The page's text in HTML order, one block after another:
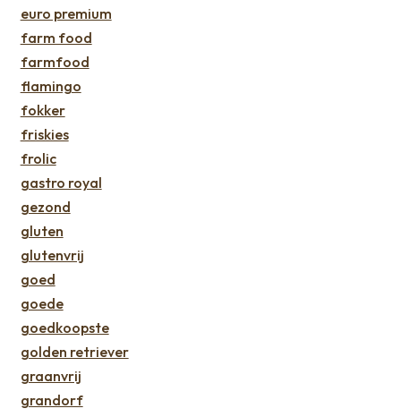
euro premium
farm food
farmfood
flamingo
fokker
friskies
frolic
gastro royal
gezond
gluten
glutenvrij
goed
goede
goedkoopste
golden retriever
graanvrij
grandorf